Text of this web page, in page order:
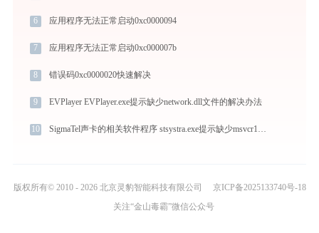
6 应用程序无法正常启动0xc0000094
7 应用程序无法正常启动0xc000007b
8 错误码0xc0000020快速解决
9 EVPlayer EVPlayer.exe提示缺少network.dll文件的解决办法
10 SigmaTel声卡的相关软件程序 stsystra.exe提示缺少msvcr100.dll文件的解决办法
版权所有© 2010 - 2026 北京灵豹智能科技有限公司
京ICP备2025133740号-18
关注“金山毒霸”微信公众号